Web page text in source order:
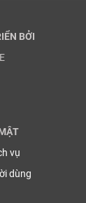
BỞI
vụ
dùng